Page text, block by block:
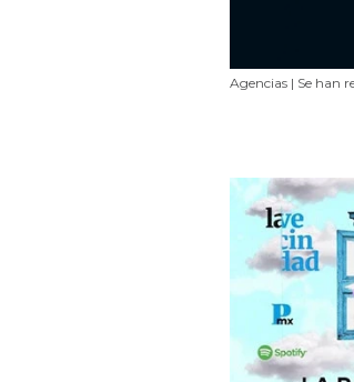
Agencias | Se han